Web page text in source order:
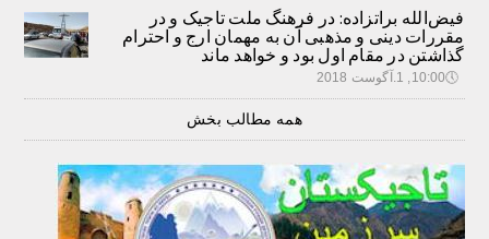
فیض‌الله براتزاده: در فرهنگ ملت تاجیک و در
مقررات دینی و مذهبی آن به مهمان ارج و احترام
گذاشتن در مقام اول بود و خواهد ماند
🕔10:00, 1.آگوست 2018
همه مطالب بخش